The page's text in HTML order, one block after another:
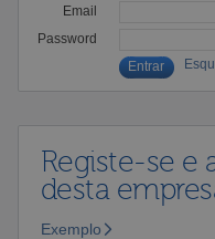
Email
Password
Registe-se e
desta
Exemplo